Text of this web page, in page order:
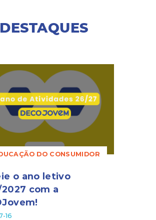
DESTAQUES
DO CONSUMIDOR
o ano letivo
com a
16